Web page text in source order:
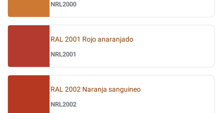
NRL2000
RAL 2001 Rojo anaranjado
NRL2001
RAL 2002 Naranja sanguineo
NRL2002